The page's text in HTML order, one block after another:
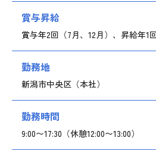
賞与昇給
賞与年2回（7月、12月）、昇給年1
勤務地
新潟市中央区（本社）
勤務時間
9:00〜17:30（休憩12:00〜13:00）